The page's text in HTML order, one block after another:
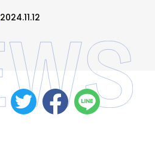
2024.11.12